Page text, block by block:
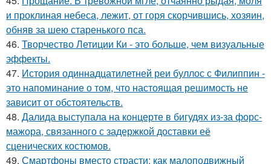
и проклиная небеса, лежит, от горя скорчившись, хозяин,
обняв за шею старенького пса.
46. Творчество Летиции Ки - это больше, чем визуальные
эффекты.
47. История одиннадцатилетней реи буллос с Филиппин -
это напоминание о том, что настоящая решимость не
зависит от обстоятельств.
48. Далида выступала на концерте в бигудях из-за форс-
мажора, связанного с задержкой доставки её
сценических костюмов.
49. Смартфоны вместо страсти: как малоподвижный